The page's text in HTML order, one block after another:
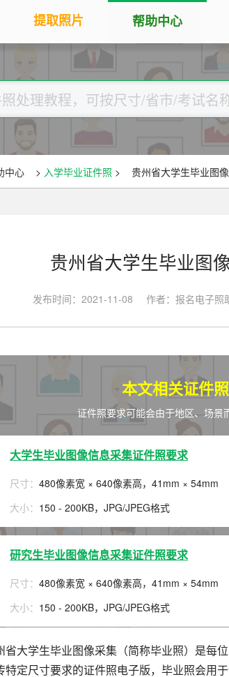
务专区
大学生毕业照采集
图像采集办理 | 相似度提升
广东省居民身份证照片回执
专属小程序 |
手机拍照扫描仪
手机秒变随身扫描仪，拍照矫正优
化一键搞定
图片改分辨率（DPI/PPI）
改变图片大小
将彩色图片转换为黑白、灰度，模
提取照片 帮助中心
中心 > 入学毕业证件照 > 贵州省大学生毕业图
贵州省大学生毕业图
发布时间：2021-11-08 作者：报名电子照
本文相关证件
证件照要求可能会由于地区、场
大学生毕业图像信息采集证件照要求
尺寸： 480像素宽 × 640像素高，41mm × 54mm
大小： 150 - 200KB，JPG/JPEG格式
研究生毕业图像信息采集证件照要求
尺寸： 480像素宽 × 640像素高，41mm × 54mm
大小： 150 - 200KB，JPG/JPEG格式
省大学生毕业图像采集（简称毕业照）是每
特定尺寸要求的证件照电子版，毕业照会用